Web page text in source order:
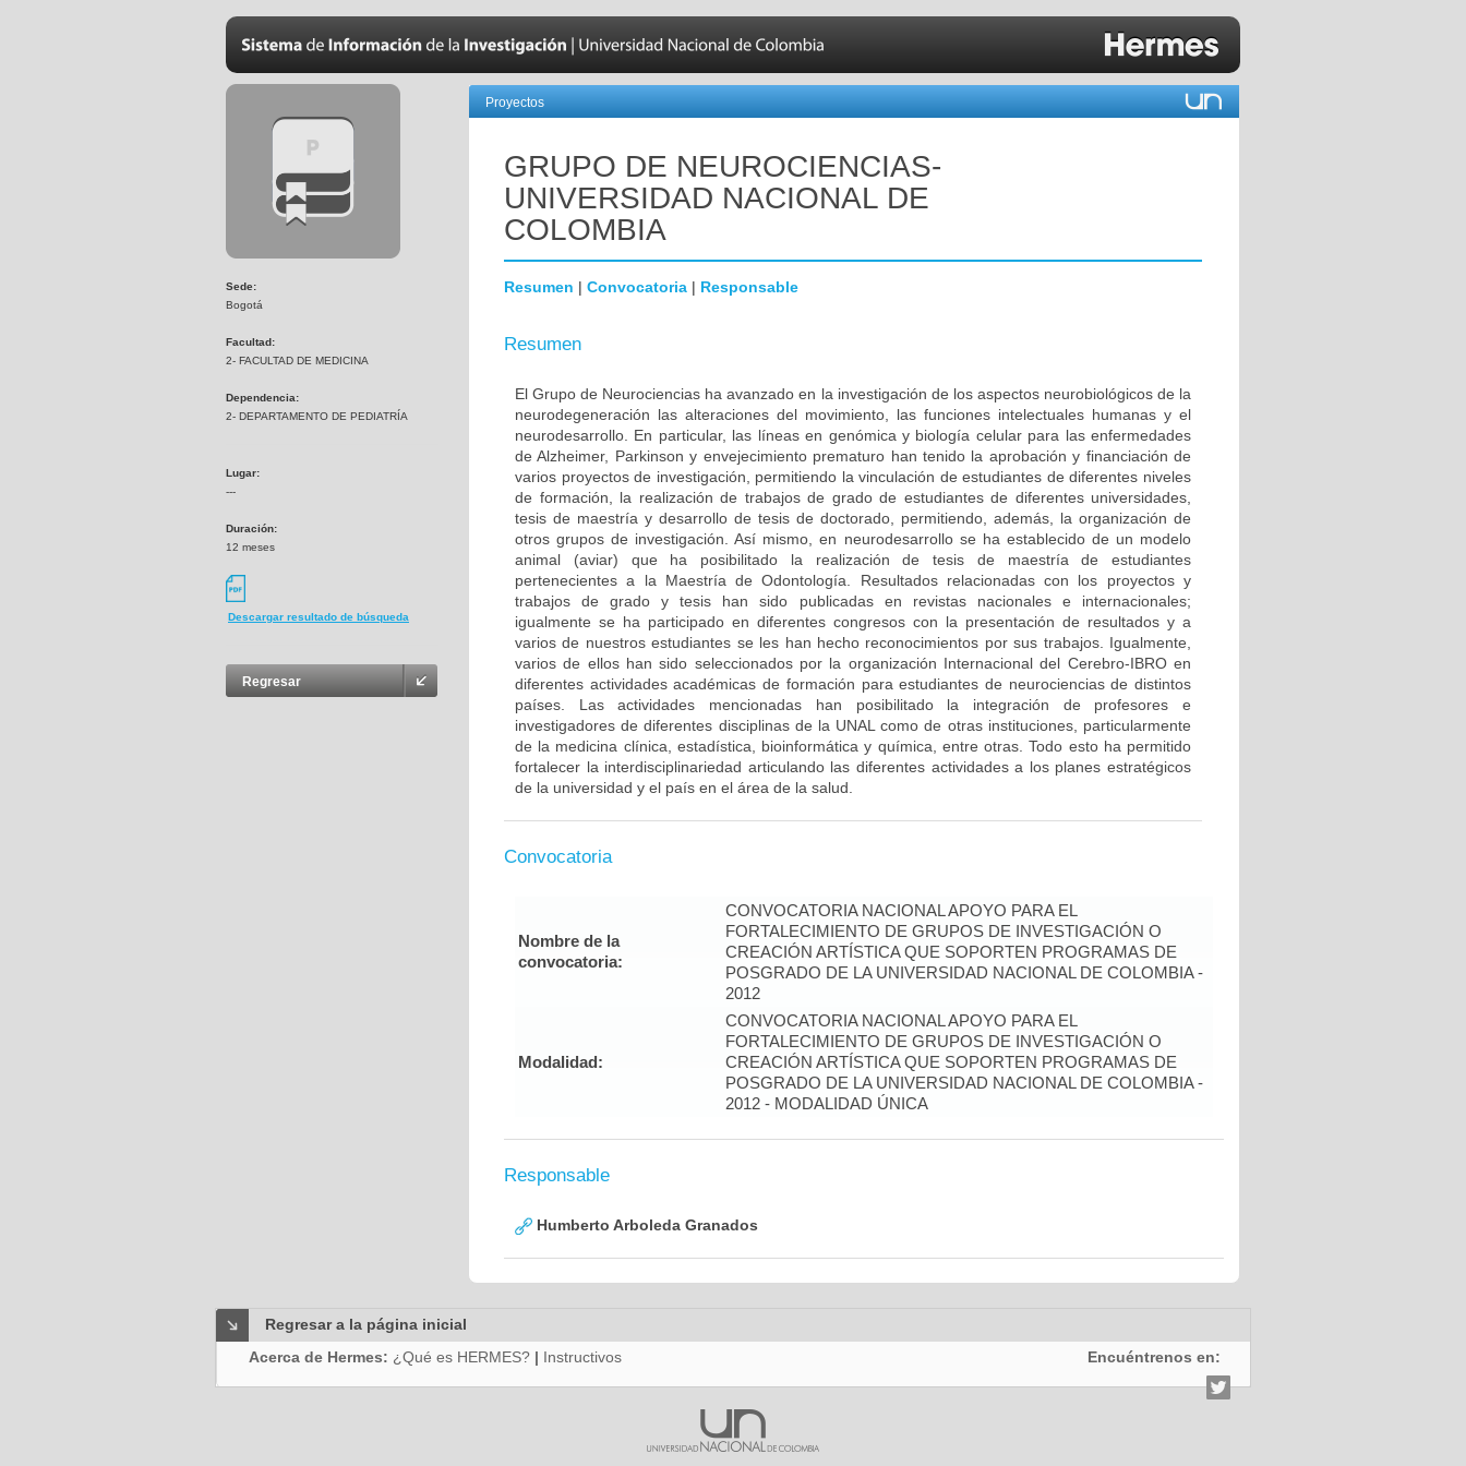
Sede:
Bogotá
Facultad:
2- FACULTAD DE MEDICINA
Dependencia:
2- DEPARTAMENTO DE PEDIATRÍA
Lugar:
---
Duración:
12 meses
Descargar resultado de búsqueda
Regresar
Proyectos
GRUPO DE NEUROCIENCIAS-
UNIVERSIDAD NACIONAL DE
COLOMBIA
Resumen | Convocatoria | Responsable
Resumen
El Grupo de Neurociencias ha avanzado en la investigación de los aspectos neurobiológicos de la
neurodegeneración las alteraciones del movimiento, las funciones intelectuales humanas y el
neurodesarrollo. En particular, las líneas en genómica y biología celular para las enfermedades
de Alzheimer, Parkinson y envejecimiento prematuro han tenido la aprobación y financiación de
varios proyectos de investigación, permitiendo la vinculación de estudiantes de diferentes niveles
de formación, la realización de trabajos de grado de estudiantes de diferentes universidades,
tesis de maestría y desarrollo de tesis de doctorado, permitiendo, además, la organización de
otros grupos de investigación. Así mismo, en neurodesarrollo se ha establecido de un modelo
animal (aviar) que ha posibilitado la realización de tesis de maestría de estudiantes
pertenecientes a la Maestría de Odontología. Resultados relacionadas con los proyectos y
trabajos de grado y tesis han sido publicadas en revistas nacionales e internacionales;
igualmente se ha participado en diferentes congresos con la presentación de resultados y a
varios de nuestros estudiantes se les han hecho reconocimientos por sus trabajos. Igualmente,
varios de ellos han sido seleccionados por la organización Internacional del Cerebro-IBRO en
diferentes actividades académicas de formación para estudiantes de neurociencias de distintos
países. Las actividades mencionadas han posibilitado la integración de profesores e
investigadores de diferentes disciplinas de la UNAL como de otras instituciones, particularmente
de la medicina clínica, estadística, bioinformática y química, entre otras. Todo esto ha permitido
fortalecer la interdisciplinariedad articulando las diferentes actividades a los planes estratégicos
de la universidad y el país en el área de la salud.
Convocatoria
Nombre de la
convocatoria:
CONVOCATORIA NACIONAL APOYO PARA EL
FORTALECIMIENTO DE GRUPOS DE INVESTIGACIÓN O
CREACIÓN ARTÍSTICA QUE SOPORTEN PROGRAMAS DE
POSGRADO DE LA UNIVERSIDAD NACIONAL DE COLOMBIA -
2012
Modalidad:
CONVOCATORIA NACIONAL APOYO PARA EL
FORTALECIMIENTO DE GRUPOS DE INVESTIGACIÓN O
CREACIÓN ARTÍSTICA QUE SOPORTEN PROGRAMAS DE
POSGRADO DE LA UNIVERSIDAD NACIONAL DE COLOMBIA -
2012 - MODALIDAD ÚNICA
Responsable
Humberto Arboleda Granados
Regresar a la página inicial
Acerca de Hermes: ¿Qué es HERMES? | Instructivos Encuéntrenos en: